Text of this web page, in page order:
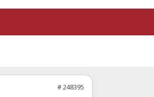
# 248395